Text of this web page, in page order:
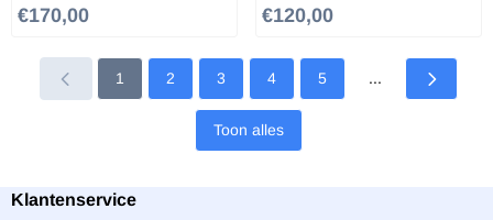
Prijs: 170,00
€170,00
Prijs: 120,00
€120,00
1 2 3 4 5 ...
Toon alles
Klantenservice